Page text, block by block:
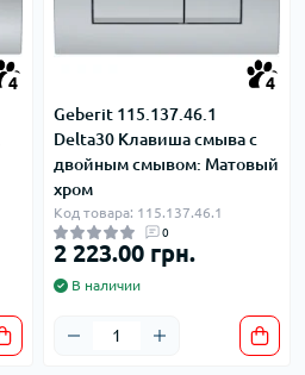
4
4
Geberit 115.137.46.1
Delta30 Клавиша смыва с
двойным смывом: Матовый
хром
Код товара: 115.137.46.1
0
2 223.00 грн.
В наличии